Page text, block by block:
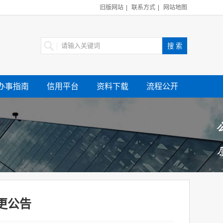
旧版网站 联系方式 网站地图
事指南 信用平台 资料下载 流程公开
公告